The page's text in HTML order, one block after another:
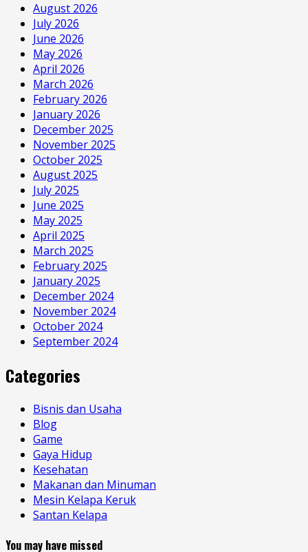
August 2026
July 2026
June 2026
May 2026
April 2026
March 2026
February 2026
January 2026
December 2025
November 2025
October 2025
August 2025
July 2025
June 2025
May 2025
April 2025
March 2025
February 2025
January 2025
December 2024
November 2024
October 2024
September 2024
Categories
Bisnis dan Usaha
Blog
Game
Gaya Hidup
Kesehatan
Makanan dan Minuman
Mesin Kelapa Keruk
Santan Kelapa
You may have missed